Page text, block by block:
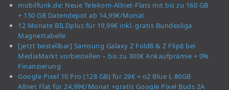
mobilfunk.de: Neue Telekom-Allnet-Flats mit bis zu 160 GB
+ 150 GB Datendepot ab 14,99€/Monat
12 Monate BILDplus für 19,99€ inkl. gratis Bundesliga
Magnettabelle
[jetzt bestellbar] Samsung Galaxy Z Fold8 & Z Flip8 bei
MediaMarkt vorbestellen – bis zu 300€ Ankaufprämie + 0%
Finanzierung
Google Pixel 10 Pro (128 GB) für 29€ + o2 Blue L 80GB
Allnet Flat für 24,99€/Monat +gratis Google Pixel Buds 2A